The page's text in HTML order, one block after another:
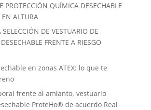
PROTECCIÓN QUÍMICA DESECHABLE
EN ALTURA
SELECCIÓN DE VESTUARIO DE
FRENTE A RIESGO
en zonas ATEX: lo que te
frente al amianto, vestuario
ProteHo® de acuerdo Real